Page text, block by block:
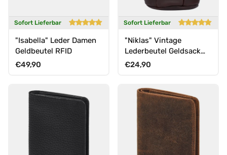
Sofort Lieferbar
"Isabella" Leder Damen
Geldbeutel RFID
Normaler Preis
€49,90
Sofort Lieferbar
"Niklas" Vintage
Lederbeutel Geldsack
Münzbeutel aus echtem
Normaler Preis
€24,90